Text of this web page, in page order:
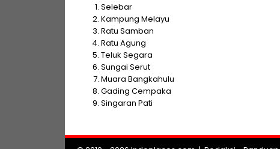
Selebar
Kampung Melayu
Ratu Samban
Ratu Agung
Teluk Segara
Sungai Serut
Muara Bangkahulu
Gading Cempaka
Singaran Pati